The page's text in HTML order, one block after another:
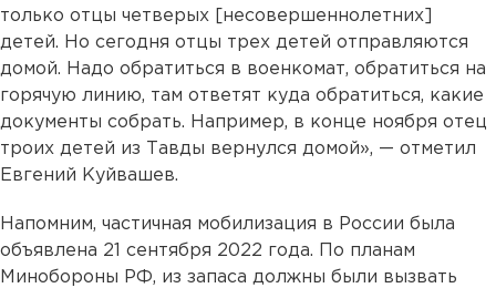
только отцы четверых [несовершеннолетних]
детей. Но сегодня отцы трех детей отправляются
домой. Надо обратиться в военкомат, обратиться на
горячую линию, там ответят куда обратиться, какие
документы собрать. Например, в конце ноября отец
троих детей из Тавды вернулся домой», — отметил
Евгений Куйвашев.
Напомним, частичная мобилизация в России была
объявлена 21 сентября 2022 года. По планам
Минобороны РФ, из запаса должны были вызвать